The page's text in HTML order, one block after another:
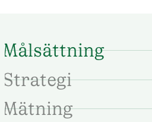
Målsättning
Strategi
Mätning